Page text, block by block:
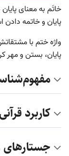
خاتَم به معنای
پایان و خاتمه
واژه ختم با
پایان، بستن و مهر
کاربرد
جستارهای